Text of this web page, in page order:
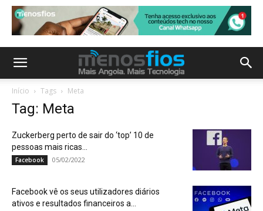
Início Tags Meta
Tag: Meta
Zuckerberg perto de sair do ‘top’ 10 de
pessoas mais ricas...
Facebook 05/02/2022
Facebook vê os seus utilizadores diários
ativos e resultados financeiros a...